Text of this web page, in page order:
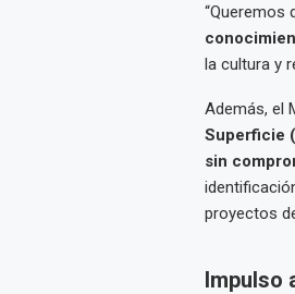
“Queremos
la cultura y
Además, el
Superficie
sin
proyectos
Impulso